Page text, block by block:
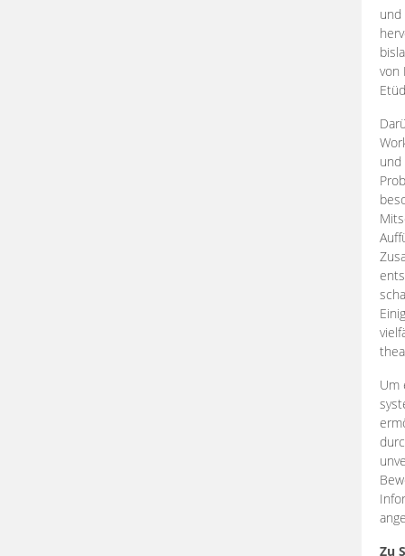
und
von
und
Um
Zu